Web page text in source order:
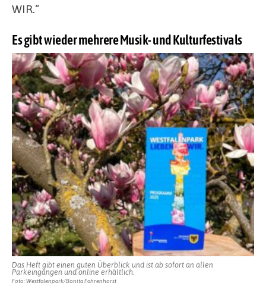
WIR.“
Es gibt wieder mehrere Musik- und Kulturfestivals
Das Heft gibt einen guten Überblick und ist ab sofort an allen
Parkeingängen und online erhältlich.
Foto: Westfalenpark/Bonita Fahrenhorst